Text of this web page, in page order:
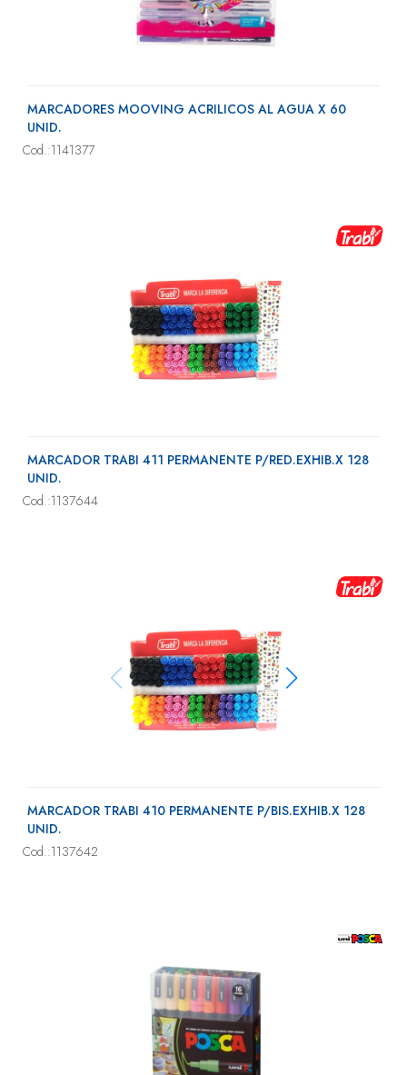
MARCADORES MOOVING ACRILICOS AL AGUA X 60
UNID.
Cod.:1141377
MARCADOR TRABI 411 PERMANENTE P/RED.EXHIB.X 128
UNID.
Cod.:1137644
MARCADOR TRABI 410 PERMANENTE P/BIS.EXHIB.X 128
UNID.
Cod.:1137642